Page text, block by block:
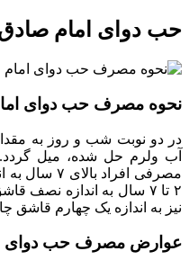
حب دوای امام
نحوه مصرف حب دوای
در دو نوبت شب و روز به
مصرفی افراد
نیز به اندازه یک چهارم قاشق
عوارض مصرف حب دوای